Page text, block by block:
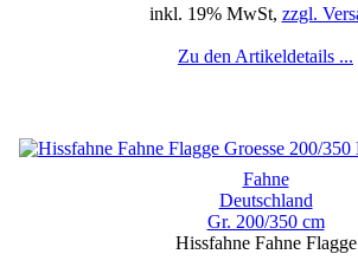
inkl. 19% MwSt, zzgl.
Zu den Artikeldetails ...
Fahne
Deutschland
Gr. 200/350 cm
Hissfahne Fahne Flagge